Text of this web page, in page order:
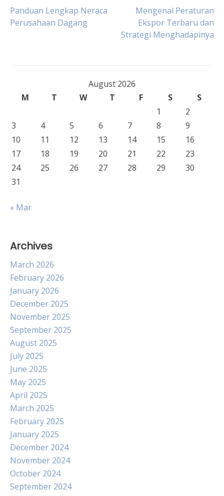
Post
Panduan Lengkap Neraca
Perusahaan Dagang
Mengenal Peraturan
Ekspor Terbaru dan
Strategi Menghadapinya
August 2026
M
T W T F S
S
1
2
3
4 5 6 7 8
9
10
11 12 13 14 15
16
17
18 19 20 21 22
23
24
25 26 27 28 29
30
31
« Mar
Archives
March 2026
February 2026
January 2026
December 2025
November 2025
September 2025
August 2025
July 2025
June 2025
May 2025
April 2025
March 2025
February 2025
January 2025
December 2024
November 2024
October 2024
September 2024